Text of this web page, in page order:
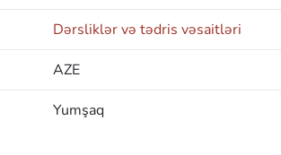
Dərsliklər və tədris vəsaitləri
AZE
Yumşaq